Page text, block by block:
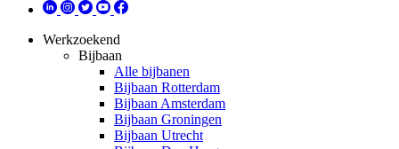
Werkzoekend
Bijbaan
Alle bijbanen
Bijbaan Rotterdam
Bijbaan Amsterdam
Bijbaan Groningen
Bijbaan Utrecht